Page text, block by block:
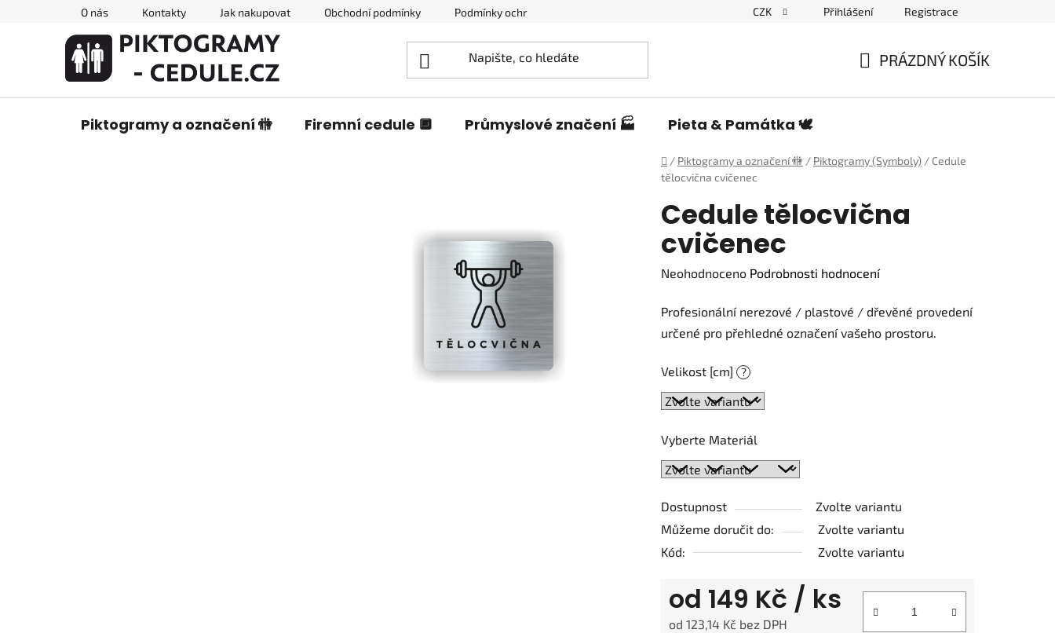
O nás Kontakty Jak nakupovat Obchodní podmínky Podmínky ochrany osobních údajů Blog o cedulích a piktogramech
CZK Přihlášení Registrace
PRÁZDNÝ KOŠÍK
Piktogramy a označení 🚻 Firemní cedule 🔲 Průmyslové značení 🏭 Pieta & Památka 🕊️
Domů
/ Piktogramy a označení 🚻 / Piktogramy (Symboly) / Cedule
tělocvična cvičenec
Cedule tělocvična
cvičenec
Průměrné
produktu
je
z
5
Neohodnoceno Podrobnosti hodnocení
Profesionální nerezové / plastové / dřevěné provedení
určené pro přehledné označení vašeho prostoru.
Velikost [cm] ?
Vyberte Materiál
Dostupnost
Zvolte variantu
Můžeme doručit do:
Zvolte variantu
Kód:
Zvolte variantu
od 149 Kč / ks
od 123,14 Kč bez DPH